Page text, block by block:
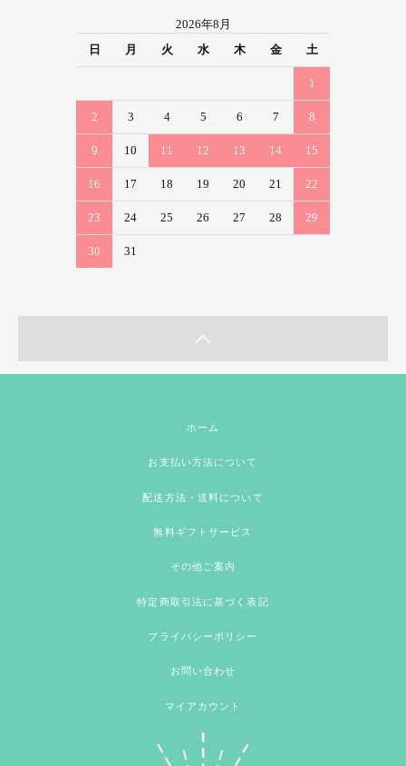
2026年8月
日
月 火 水 木 金 土
1
2 3 4 5 6 7 8
9 10 11 12 13 14 15
16 17 18 19 20 21 22
23 24 25 26 27 28 29
30 31
ホーム
お支払い方法について
配送方法・送料について
無料ギフトサービス
その他ご案内
特定商取引法に基づく表記
プライバシーポリシー
お問い合わせ
マイアカウント